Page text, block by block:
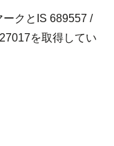
クとIS 689557 /
を取得してい